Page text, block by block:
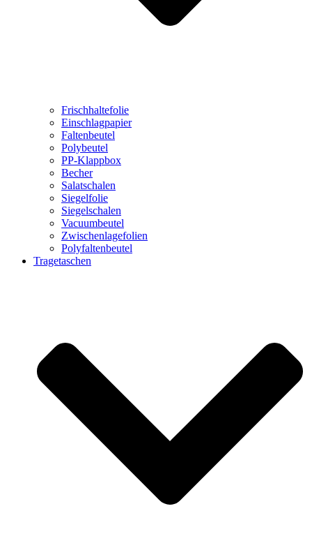
Frischhaltefolie
Einschlagpapier
Faltenbeutel
Polybeutel
PP-Klappbox
Becher
Salatschalen
Siegelfolie
Siegelschalen
Vacuumbeutel
Zwischenlagefolien
Polyfaltenbeutel
Tragetaschen